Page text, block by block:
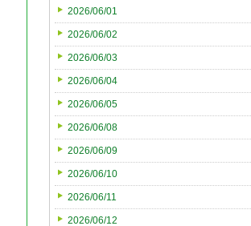
2026/06/01
2026/06/02
2026/06/03
2026/06/04
2026/06/05
2026/06/08
2026/06/09
2026/06/10
2026/06/11
2026/06/12